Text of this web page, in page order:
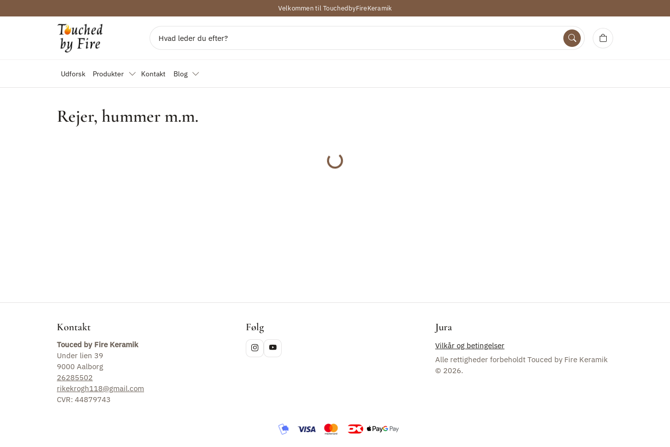
Velkommen til TouchedbyFireKeramik
Udforsk Produkter Kontakt Blog
Rejer, hummer m.m.
Indlæser...
Kontakt
Touced by Fire Keramik
Under lien 39
9000 Aalborg
26285502
rikekrogh118@gmail.com
CVR: 44879743
Følg Jura
Vilkår og betingelser
Alle rettigheder forbeholdt Touced by Fire Keramik
© 2026.